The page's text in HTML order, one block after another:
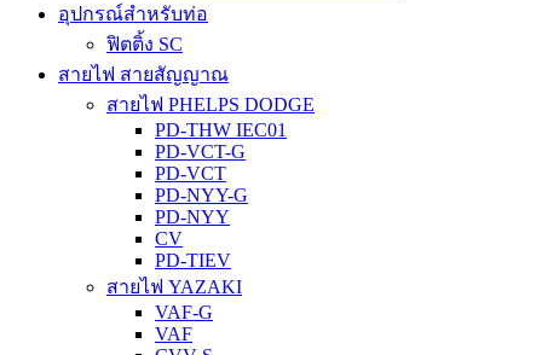
อุปกรณ์สำหรับท่อ
ฟิตติ้ง SC
สายไฟ สายสัญญาณ
สายไฟ PHELPS DODGE
PD-THW IEC01
PD-VCT-G
PD-VCT
PD-NYY-G
PD-NYY
CV
PD-TIEV
สายไฟ YAZAKI
VAF-G
VAF